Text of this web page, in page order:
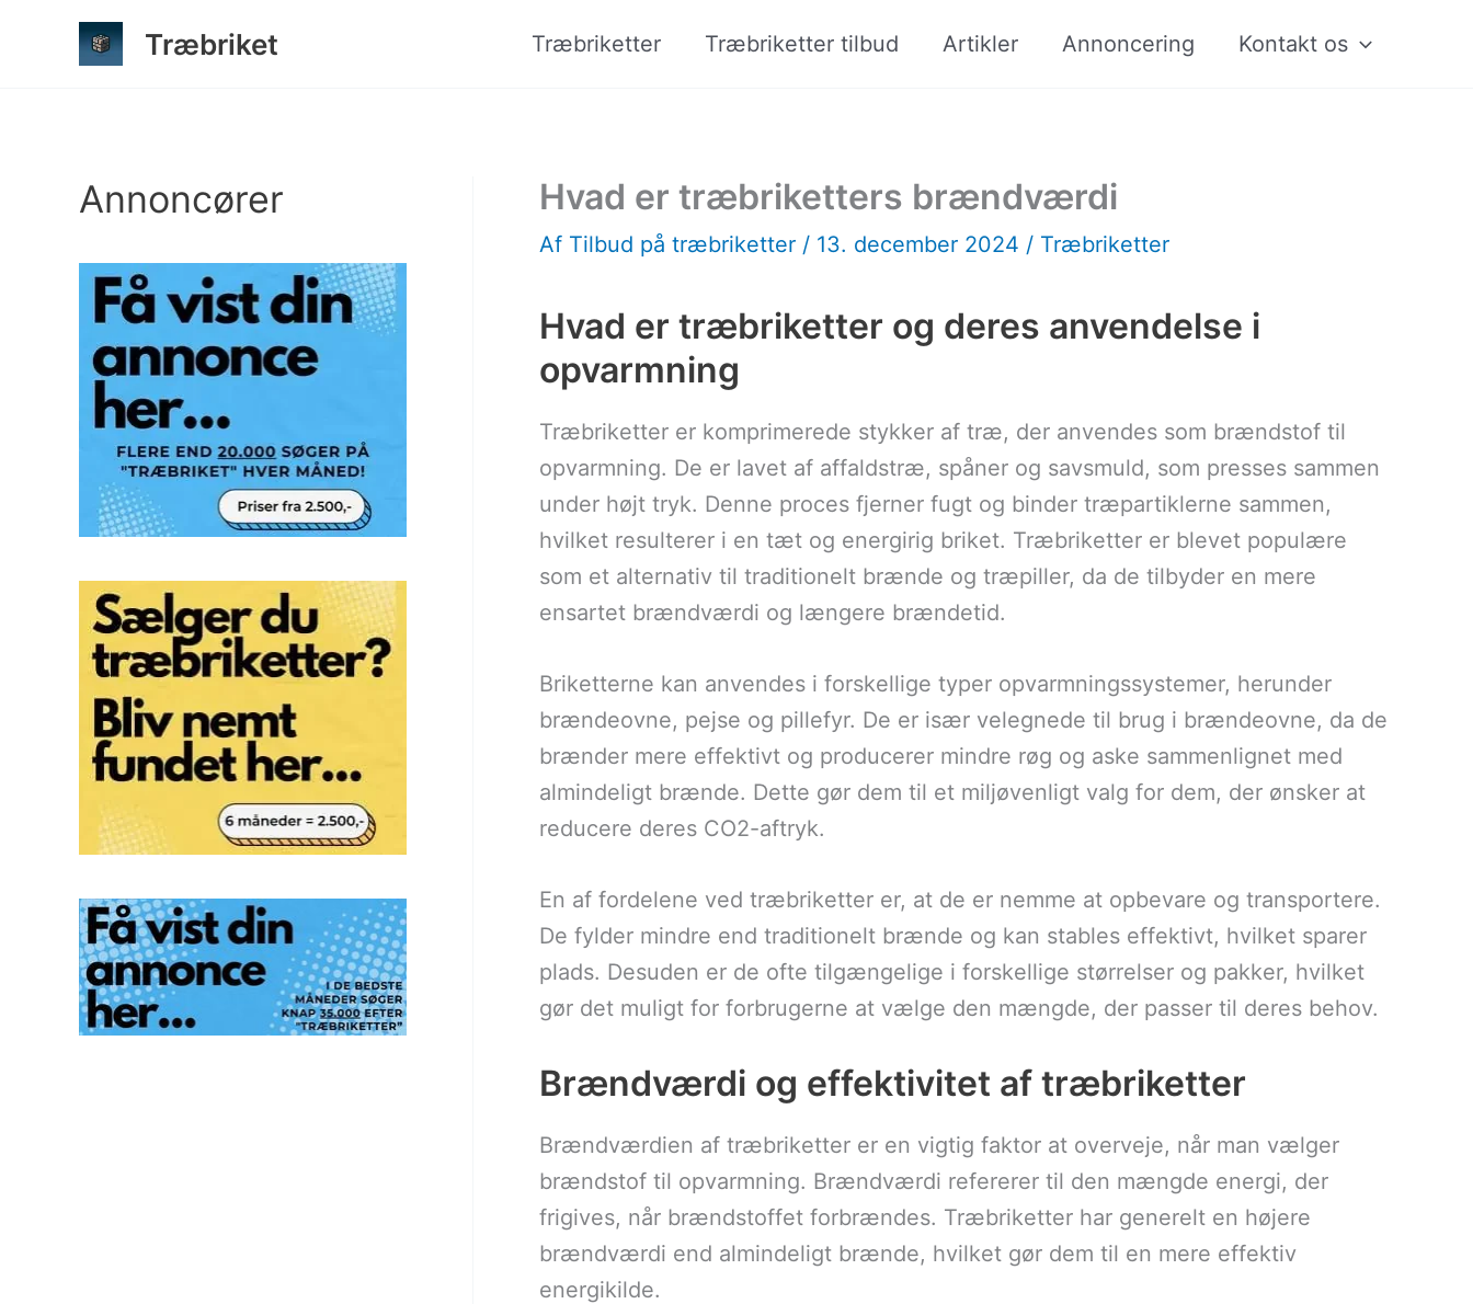
Træbriket Træbriketter Træbriketter tilbud Artikler Annoncering Kontakt os
Annoncører Hvad er træbriketters brændværdi
Af Tilbud på træbriketter / 13. december 2024 / Træbriketter
Hvad er træbriketter og deres anvendelse i
opvarmning
Træbriketter er komprimerede stykker af træ, der anvendes som brændstof til
opvarmning. De er lavet af affaldstræ, spåner og savsmuld, som presses sammen
under højt tryk. Denne proces fjerner fugt og binder træpartiklerne sammen,
hvilket resulterer i en tæt og energirig briket. Træbriketter er blevet populære
som et alternativ til traditionelt brænde og træpiller, da de tilbyder en mere
ensartet brændværdi og længere brændetid.
Briketterne kan anvendes i forskellige typer opvarmningssystemer, herunder
brændeovne, pejse og pillefyr. De er især velegnede til brug i brændeovne, da de
brænder mere effektivt og producerer mindre røg og aske sammenlignet med
almindeligt brænde. Dette gør dem til et miljøvenligt valg for dem, der ønsker at
reducere deres CO2-aftryk.
En af fordelene ved træbriketter er, at de er nemme at opbevare og transportere.
De fylder mindre end traditionelt brænde og kan stables effektivt, hvilket sparer
plads. Desuden er de ofte tilgængelige i forskellige størrelser og pakker, hvilket
gør det muligt for forbrugerne at vælge den mængde, der passer til deres behov.
Brændværdi og effektivitet af træbriketter
Brændværdien af træbriketter er en vigtig faktor at overveje, når man vælger
brændstof til opvarmning. Brændværdi refererer til den mængde energi, der
frigives, når brændstoffet forbrændes. Træbriketter har generelt en højere
brændværdi end almindeligt brænde, hvilket gør dem til en mere effektiv
energikilde.